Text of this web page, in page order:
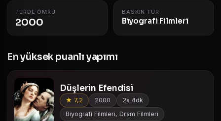
PERDE ÖMRÜ
2000
BASKIN TÜR
Biyografi Filmleri
En yüksek puanlı yapımı
Düşlerin Efendisi
★ 7,2 2000
2s 4dk
Biyografi Filmleri, Dram Filmleri